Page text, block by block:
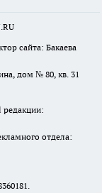
сайта: Бакаева
дом № 80, кв. 31
редакции:
отдела: